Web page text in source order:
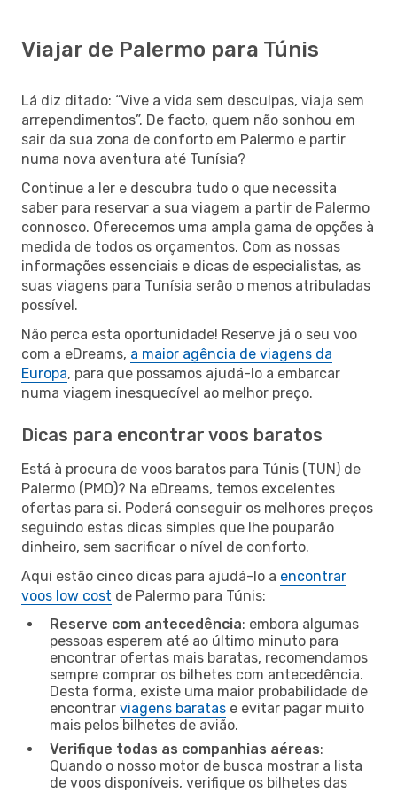
Viajar de Palermo para Túnis
Lá diz ditado: “Vive a vida sem desculpas, viaja sem
arrependimentos”. De facto, quem não sonhou em
sair da sua zona de conforto em Palermo e partir
numa nova aventura até Tunísia?
Continue a ler e descubra tudo o que necessita
saber para reservar a sua viagem a partir de Palermo
connosco. Oferecemos uma ampla gama de opções à
medida de todos os orçamentos. Com as nossas
informações essenciais e dicas de especialistas, as
suas viagens para Tunísia serão o menos atribuladas
possível.
Não perca esta oportunidade! Reserve já o seu voo
com a eDreams, a maior agência de viagens da
Europa, para que possamos ajudá-lo a embarcar
numa viagem inesquecível ao melhor preço.
Dicas para encontrar voos baratos
Está à procura de voos baratos para Túnis (TUN) de
Palermo (PMO)? Na eDreams, temos excelentes
ofertas para si. Poderá conseguir os melhores preços
seguindo estas dicas simples que lhe pouparão
dinheiro, sem sacrificar o nível de conforto.
Aqui estão cinco dicas para ajudá-lo a encontrar
voos low cost de Palermo para Túnis:
Reserve com antecedência: embora algumas
pessoas esperem até ao último minuto para
encontrar ofertas mais baratas, recomendamos
sempre comprar os bilhetes com antecedência.
Desta forma, existe uma maior probabilidade de
encontrar viagens baratas e evitar pagar muito
mais pelos bilhetes de avião.
Verifique todas as companhias aéreas:
Quando o nosso motor de busca mostrar a lista
de voos disponíveis, verifique os bilhetes das